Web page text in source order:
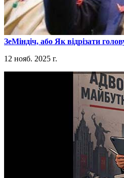
​ЗеМіндіч, або Як відрізати
12 нояб. 2025 г.